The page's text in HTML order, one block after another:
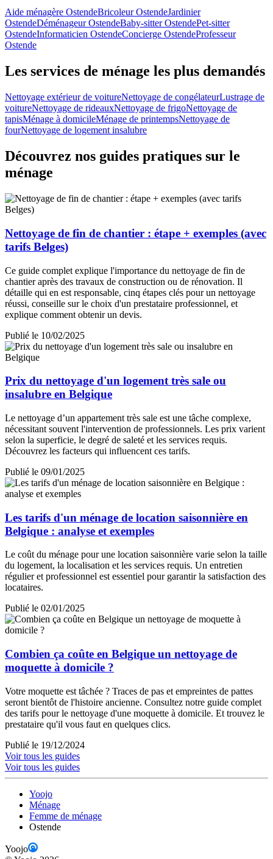
Aide ménagère OstendeBricoleur OstendeJardinier
OstendeDéménageur OstendeBaby-sitter OstendePet-sitter
OstendeInformaticien OstendeConcierge OstendeProfesseur
Ostende
Les services de ménage les plus demandés
Nettoyage extérieur de voitureNettoyage de congélateurLustrage de
voitureNettoyage de rideauxNettoyage de frigoNettoyage de
tapisMénage à domicileMénage de printempsNettoyage de
fourNettoyage de logement insalubre
Découvrez nos guides pratiques sur le
ménage
Nettoyage de fin de chantier : étape + exemples (avec
tarifs Belges)
Ce guide complet explique l'importance du nettoyage de fin de
chantier après des travaux de construction ou de rénovation. Il
détaille qui en est responsable, cinq étapes clés pour un nettoyage
réussi, conseille sur le choix d'un prestataire professionnel, et
explique comment obtenir un devis.
Publié le 10/02/2025
Prix du nettoyage d'un logement très sale ou
insalubre en Belgique
Le nettoyage d’un appartement très sale est une tâche complexe,
nécessitant souvent l'intervention de professionnels. Les prix varient
selon la superficie, le degré de saleté et les services requis.
Découvrez les facteurs qui influencent ces tarifs.
Publié le 09/01/2025
Les tarifs d'un ménage de location saisonnière en
Belgique : analyse et exemples
Le coût du ménage pour une location saisonnière varie selon la taille
du logement, la localisation et les services requis. Un entretien
régulier et professionnel est essentiel pour garantir la satisfaction des
locataires.
Publié le 02/01/2025
Combien ça coûte en Belgique un nettoyage de
moquette à domicile ?
Votre moquette est tâchée ? Traces de pas et empreintes de pattes
seront bientôt de l'histoire ancienne. Consultez notre guide complet
des tarifs pour le nettoyage d'une moquette à domicile. Et trouvez le
prestataire qu'il vous faut en quelques clics.
Publié le 19/12/2024
Voir tous les guides
Voir tous les guides
Yoojo
Ménage
Femme de ménage
Ostende
Yoojo